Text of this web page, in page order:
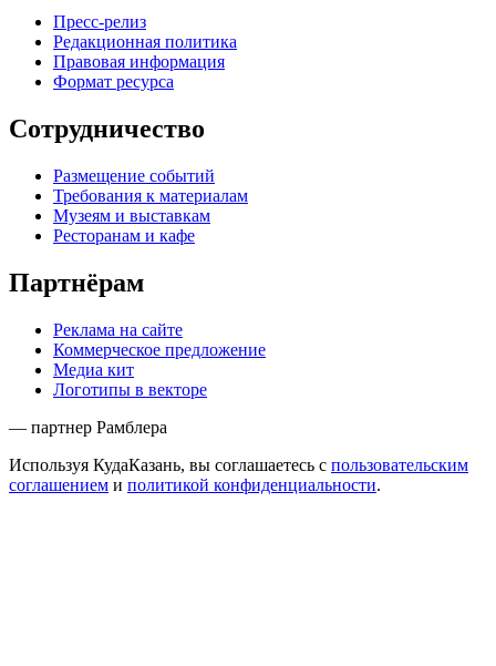
Пресс-релиз
Редакционная политика
Правовая информация
Формат ресурса
Сотрудничество
Размещение событий
Требования к материалам
Музеям и выставкам
Ресторанам и кафе
Партнёрам
Реклама на сайте
Коммерческое предложение
Медиа кит
Логотипы в векторе
— партнер Рамблера
Используя КудаКазань, вы соглашаетесь с пользовательским
соглашением и политикой конфиденциальности.